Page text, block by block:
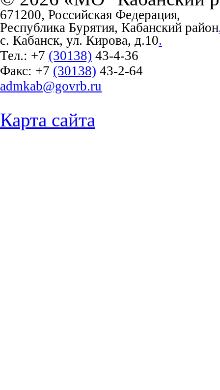
671200, Российская Федерация,
Республика Бурятия, Кабанский район
с. Кабанск, ул. Кирова, д.10.
Тел.: +7 (30138) 43-4-36
Факс: +7 (30138) 43-2-64
admkab@govrb.ru
Карта сайта